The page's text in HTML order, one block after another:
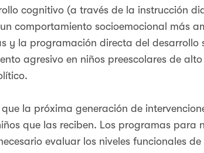
cognitivo (a través de la instrucción
comportamiento socioemocional más
y la programación directa del desarrollo
agresivo en niños preescolares de
la próxima generación de
que las reciben. Los programas para
evaluar los niveles funcionales